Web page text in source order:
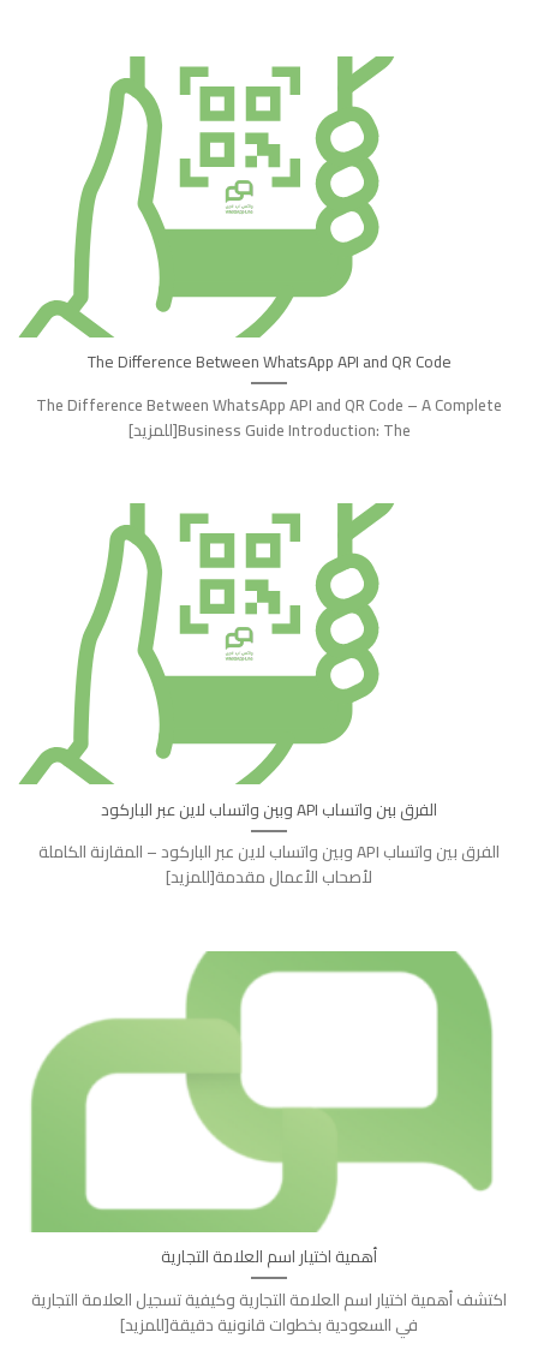
The Difference Between WhatsApp API and QR Code
The Difference Between WhatsApp API and QR Code – A Complete
Business Guide Introduction: The[للمزيد]
الفرق بين واتساب API وبين واتساب لاين عبر الباركود
الفرق بين واتساب API وبين واتساب لاين عبر الباركود – المقارنة الكاملة
لأصحاب الأعمال مقدمة[للمزيد]
أهمية اختيار اسم العلامة التجارية
اكتشف أهمية اختيار اسم العلامة التجارية وكيفية تسجيل العلامة التجارية
في السعودية بخطوات قانونية دقيقة[للمزيد]